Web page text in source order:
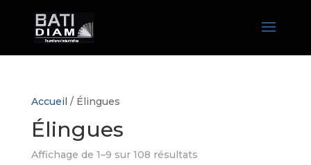
Accueil / Élingues
Élingues
Affichage de 1–9 sur 108 résultats